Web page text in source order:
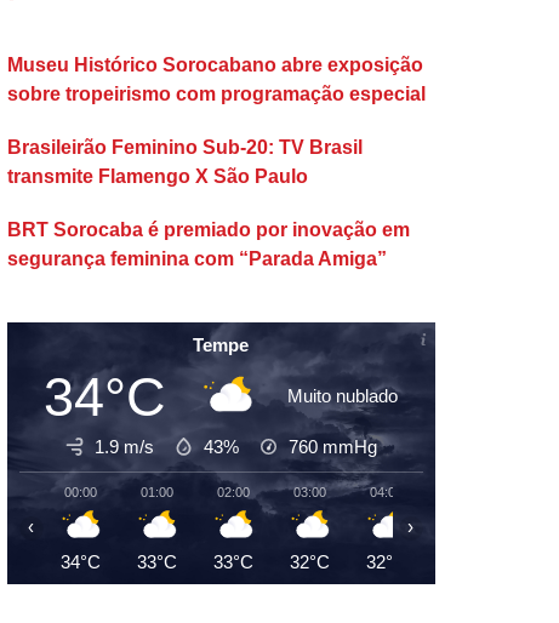
Museu Histórico Sorocabano abre exposição
sobre tropeirismo com programação especial
Brasileirão Feminino Sub-20: TV Brasil
transmite Flamengo X São Paulo
BRT Sorocaba é premiado por inovação em
segurança feminina com “Parada Amiga”
Tempe
34°C Muito nublado
1.9 m/s 43% 760 mmHg
00:00
34°C
01:00
33°C
02:00
33°C
03:00
32°C
04:00
32°C
‹ ›